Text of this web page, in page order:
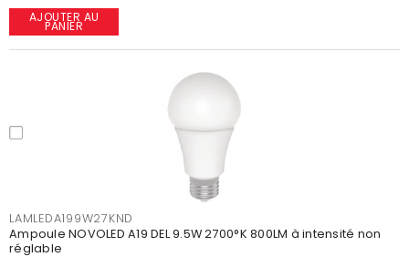
AJOUTER AU
PANIER
LAMLEDA199W27KND
Ampoule NOVOLED A19 DEL 9.5W 2700°K 800LM à intensité non
réglable